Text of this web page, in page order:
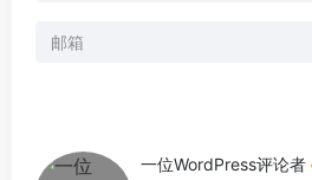
一位WordPress评论者